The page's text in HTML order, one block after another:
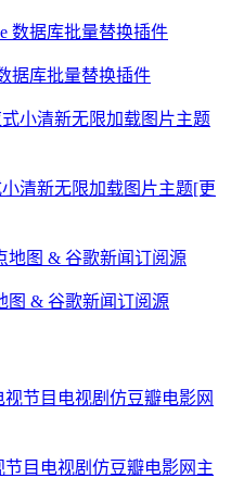
据库批量替换插件
小清新无限加载图片主题[更
图 & 谷歌新闻订阅源
节目电视剧仿豆瓣电影网主